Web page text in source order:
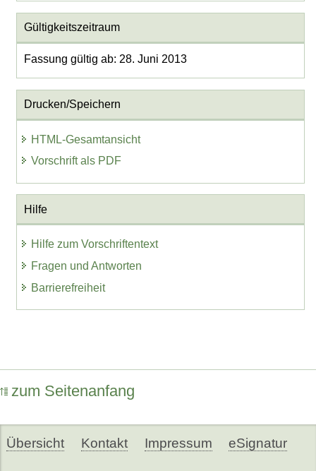
Gültigkeitszeitraum
Fassung gültig ab: 28. Juni 2013
Drucken/Speichern
HTML-Gesamtansicht
Vorschrift als PDF
Hilfe
Hilfe zum Vorschriftentext
Fragen und Antworten
Barrierefreiheit
zum Seitenanfang
Übersicht Kontakt Impressum eSignatur